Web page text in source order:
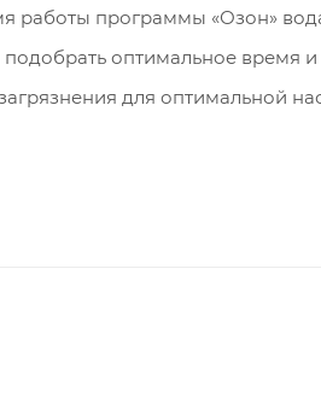
работы программы «Озон»
оптимальное время и
для оптимальной